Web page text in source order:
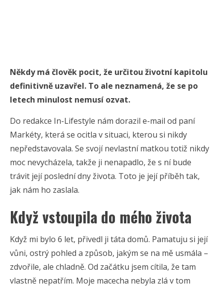
Někdy má člověk pocit, že určitou životní kapitolu
definitivně uzavřel. To ale neznamená, že se po
letech minulost nemusí ozvat.
Do redakce In-Lifestyle nám dorazil e-mail od paní
Markéty, která se ocitla v situaci, kterou si nikdy
nepředstavovala. Se svojí nevlastní matkou totiž nikdy
moc nevycházela, takže ji nenapadlo, že s ní bude
trávit její poslední dny života. Toto je její příběh tak,
jak nám ho zaslala.
Když vstoupila do mého života
Když mi bylo 6 let, přivedl ji táta domů. Pamatuju si její
vůni, ostrý pohled a způsob, jakým se na mě usmála –
zdvořile, ale chladně. Od začátku jsem cítila, že tam
vlastně nepatřím. Moje macecha nebyla zlá v tom